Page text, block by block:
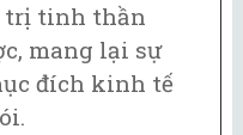
trị tinh thần
mang lại sự
đích kinh tế